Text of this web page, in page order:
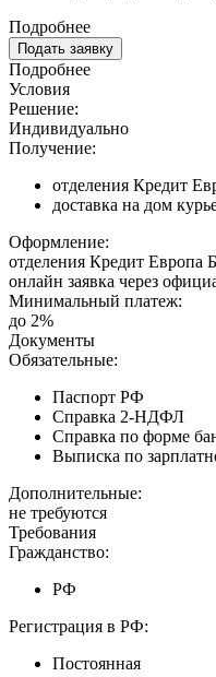
Подробнее
Подать заявку
Подробнее
Условия
Решение:
Индивидуально
Получение:
отделения Кредит
доставка на дом
Оформление:
отделения Кредит Европа
онлайн заявка через
Минимальный платеж:
до 2%
Документы
Обязательные:
Паспорт РФ
Справка 2-НДФЛ
Справка по форме
Выписка по
Дополнительные:
не требуются
Требования
Гражданство:
РФ
Регистрация в РФ:
Постоянная